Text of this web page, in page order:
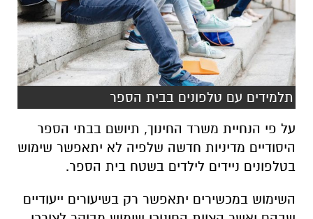
תלמידים עם טלפונים בבית הספר
על פי הנחיית משרד החינוך, תיושם בבתי הספר
היסודיים מדיניות חדשה שלפיה לא יתאפשר שימוש
בטלפונים ניידים לילדים בשטח בית הספר.
השימוש במכשירים יתאפשר רק בשיעורים ייעודיים